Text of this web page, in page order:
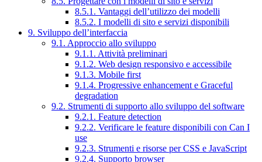
8.5.1. Vantaggi dell’utilizzo dei modelli
8.5.2. I modelli di sito e servizi disponibili
9. Sviluppo dell’interfaccia
9.1. Approccio allo sviluppo
9.1.1. Attività preliminari
9.1.2. Web design responsivo e accessibile
9.1.3. Mobile first
9.1.4. Progressive enhancement e Graceful
degradation
9.2. Strumenti di supporto allo sviluppo del software
9.2.1. Feature detection
9.2.2. Verificare le feature disponibili con Can I
use
9.2.3. Strumenti e risorse per CSS e JavaScript
9.2.4. Supporto browser